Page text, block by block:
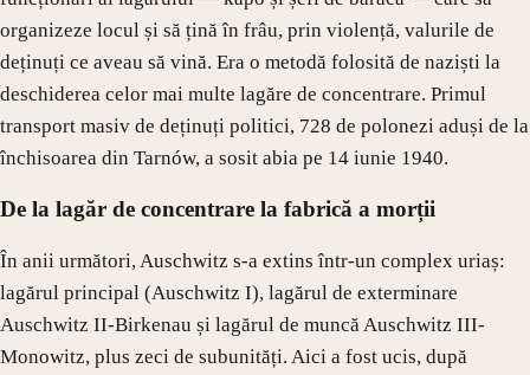
organizeze locul și să țină în frâu, prin violență, valurile de
deținuți ce aveau să vină. Era o metodă folosită de naziști la
deschiderea celor mai multe lagăre de concentrare. Primul
transport masiv de deținuți politici, 728 de polonezi aduși de la
închisoarea din Tarnów, a sosit abia pe 14 iunie 1940.
De la lagăr de concentrare la fabrică a morții
În anii următori, Auschwitz s-a extins într-un complex uriaș:
lagărul principal (Auschwitz I), lagărul de exterminare
Auschwitz II-Birkenau și lagărul de muncă Auschwitz III-
Monowitz, plus zeci de subunități. Aici a fost ucis, după